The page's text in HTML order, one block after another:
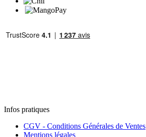
Infos pratiques
CGV - Conditions Générales de Ventes
Mentions légales